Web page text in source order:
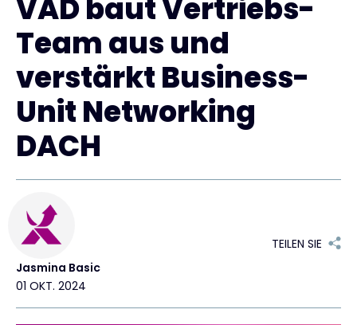
Ressourcen
Unternehmen
Exclusive Access Anmeldung
Exclusive Access - Erfahren Sie mehr
VAD baut Vertriebs-
Team aus und
verstärkt Business-
Unit Networking
DACH
Jasmina Basic
01 OKT. 2024
TEILEN SIE